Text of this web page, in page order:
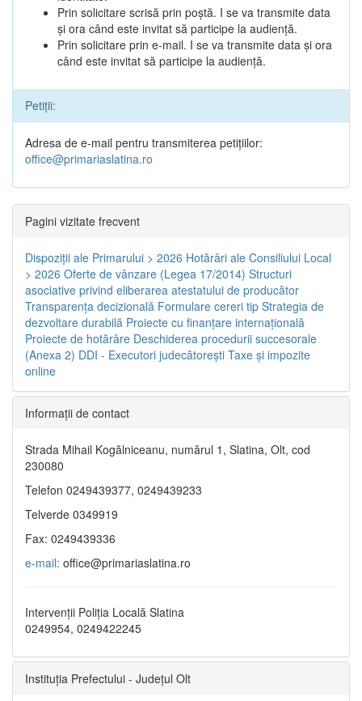
Prin solicitare scrisă prin poștă. I se va transmite data
și ora când este invitat să participe la audiență.
Prin solicitare prin e-mail. I se va transmite data și ora
când este invitat să participe la audiență.
Petiții:
Adresa de e-mail pentru transmiterea petițiilor:
office@primariaslatina.ro
Pagini vizitate frecvent
Dispoziţii ale Primarului > 2026 Hotărâri ale Consiliului Local
> 2026 Oferte de vânzare (Legea 17/2014) Structuri
asociative privind eliberarea atestatului de producător
Transparenţa decizională Formulare cereri tip Strategia de
dezvoltare durabilă Proiecte cu finanţare internaţională
Proiecte de hotărâre Deschiderea procedurii succesorale
(Anexa 2) DDI - Executori judecătorești Taxe şi impozite
online
Informaţii de contact
Strada Mihail Kogălniceanu, numărul 1, Slatina, Olt, cod
230080
Telefon 0249439377, 0249439233
Telverde 0349919
Fax: 0249439336
e-mail: office@primariaslatina.ro
Intervenții Poliția Locală Slatina
0249954, 0249422245
Instituția Prefectului - Județul Olt